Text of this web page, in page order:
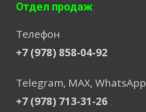
Отдел продаж
Телефон
+7 (978) 858-04-92
Telegram, МАХ, WhatsApp
+7 (978) 713-31-26